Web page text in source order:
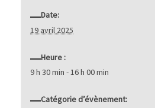
Date:
19 avril 2025
Heure :
9 h 30 min - 16 h 00 min
Catégorie d’évènement: